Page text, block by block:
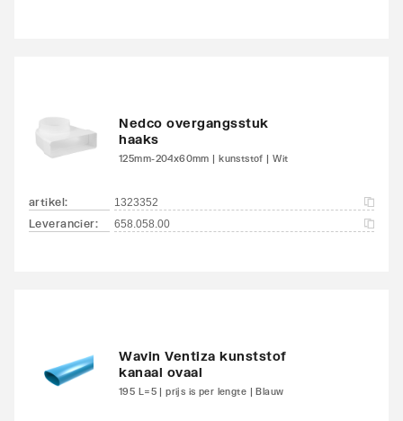
Nedco overgangsstuk
haaks
125mm-204x60mm | kunststof | Wit
artikel: 1323352
Leverancier: 658.058.00
Wavin Ventiza kunststof
kanaal ovaal
195 L=5 | prijs is per lengte | Blauw